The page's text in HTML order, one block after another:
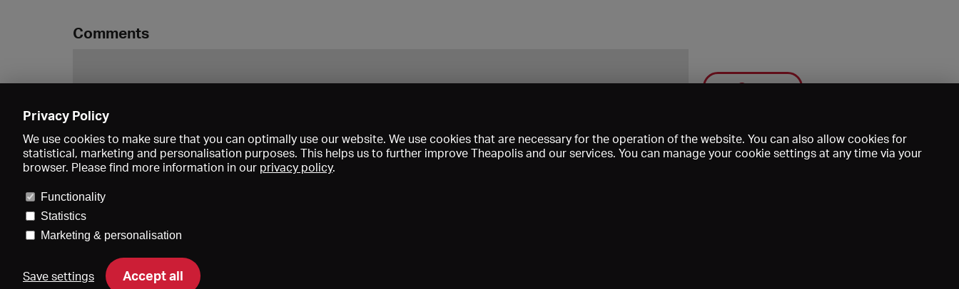
Comments
Save
Privacy Policy
We use cookies to make sure that you can optimally use our website. We use cookies that are necessary for the operation of the website. You can also allow cookies for
statistical, marketing and personalisation purposes. This helps us to further improve Theapolis and our services. You can manage your cookie settings at any time via your
browser. Please find more information in our privacy policy.
Functionality
Statistics
Marketing & personalisation
Save settings Accept all